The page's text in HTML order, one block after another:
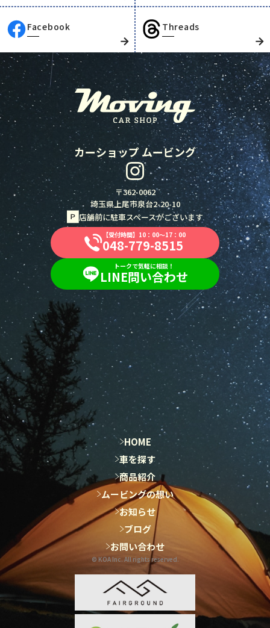
Facebook Threads
カーショップ ムービング
〒362-0062
埼玉県上尾市泉台2-20-10
店舗前に駐車スペースがございます
【受付時間】10：00～17：00
048-779-8515
048-779-8515
トークで気軽に相談！
LINE問い合わせ
LINE問い合わせ
HOME
HOME
車を探す
車を探す
商品紹介
商品紹介
ムービングの想い
ムービングの想い
お知らせ
お知らせ
ブログ
ブログ
お問い合わせ
お問い合わせ
© KOA Inc. All rights reserved.